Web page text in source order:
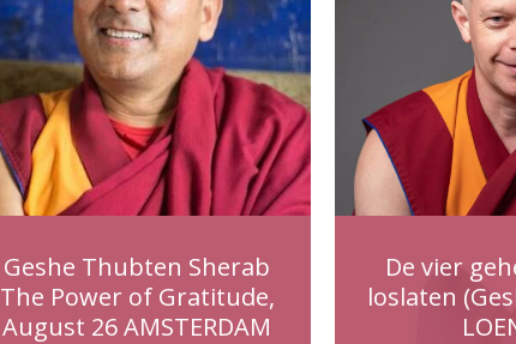
Geshe Thubten Sherab
The Power of Gratitude,
August 26 AMSTERDAM
De vier
loslaten